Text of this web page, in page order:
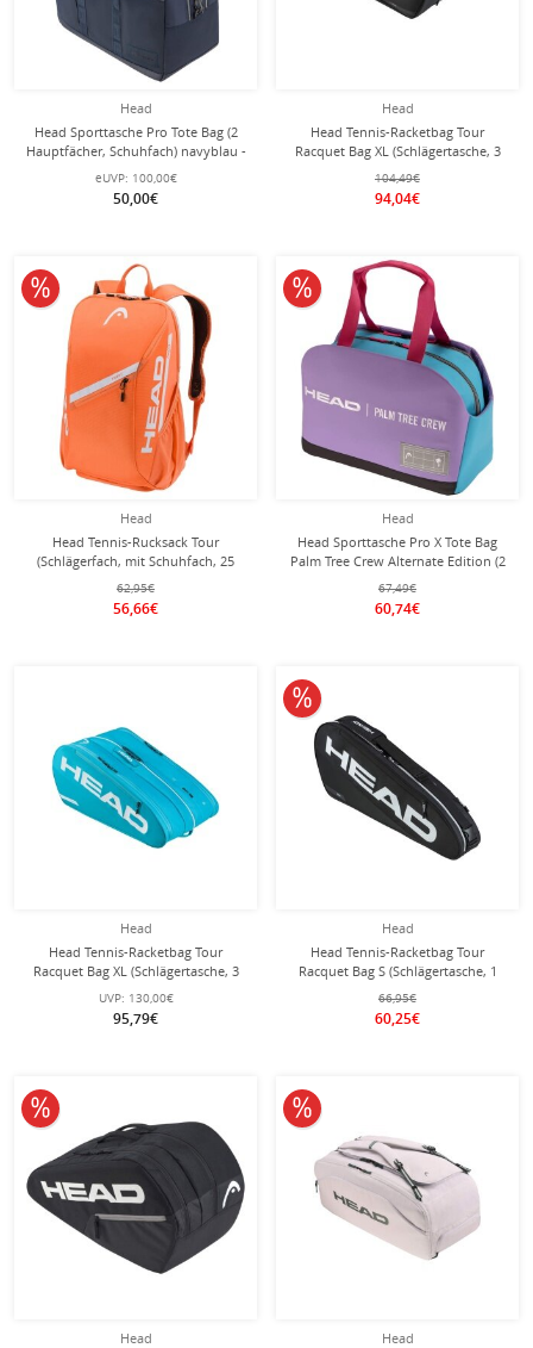
Head
Head Sporttasche Pro Tote Bag (2
Hauptfächer, Schuhfach) navyblau -
35 Liter
eUVP: 100,00€
50,00€
Head
Head Tennis-Racketbag Tour
Racquet Bag XL (Schlägertasche, 3
Hauptfächer) 2026 schwarz/weiss
12er
104,49€
94,04€
Head
Head Tennis-Rucksack Tour
(Schlägerfach, mit Schuhfach, 25
Liter) 2026 orange/weiss
62,95€
56,66€
10% reduziert
Head
Head Sporttasche Pro X Tote Bag
Palm Tree Crew Alternate Edition (2
Hauptfächer, 22 Liter) violett/blau
67,49€
60,74€
10% reduziert
Head
Head Tennis-Racketbag Tour
Racquet Bag XL (Schlägertasche, 3
Hauptfächer) 2026 blau 12er
UVP: 130,00€
95,79€
Head
Head Tennis-Racketbag Tour
Racquet Bag S (Schlägertasche, 1
Hauptfach) 2026 schwarz 3er
66,95€
60,25€
10% reduziert
Head
10% reduziert
Head
10% reduziert